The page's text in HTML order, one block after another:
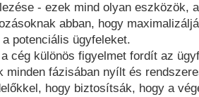
- ezek mind olyan eszközök,
abban, hogy
potenciális ügyfeleket.
cég különös figyelmet fordít az
minden fázisában nyílt és
hogy biztosítsák, hogy a